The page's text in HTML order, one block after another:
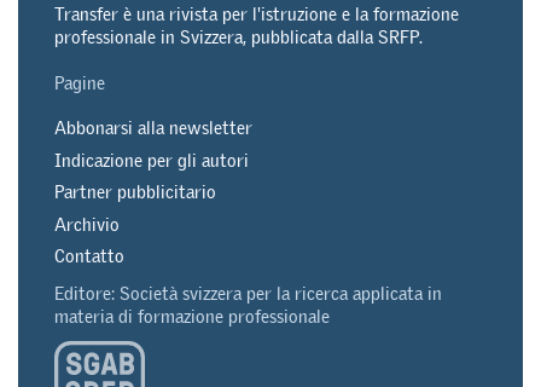
Transfer è una rivista per l'istruzione e la formazione
professionale in Svizzera, pubblicata dalla SRFP.
Pagine
Abbonarsi alla newsletter
Indicazione per gli autori
Partner pubblicitario
Archivio
Contatto
Editore: Società svizzera per la ricerca applicata in
materia di formazione professionale